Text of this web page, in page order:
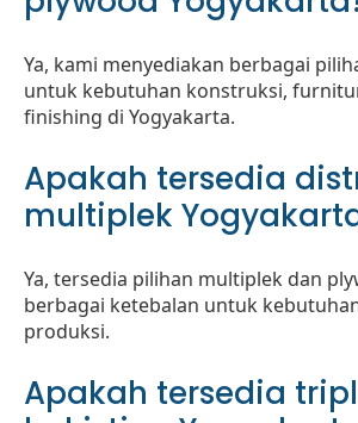
Ya, kami menyediakan berbagai
untuk kebutuhan konstruksi,
finishing di Yogyakarta.
Apakah tersedia
multiplek
Ya, tersedia pilihan multiplek dan
berbagai ketebalan untuk
produksi.
Apakah tersedia